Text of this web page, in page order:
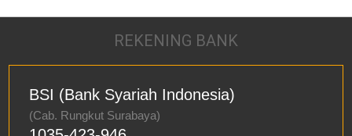
REKENING BANK
BSI (Bank Syariah Indonesia)
(Cab. Rungkut Surabaya)